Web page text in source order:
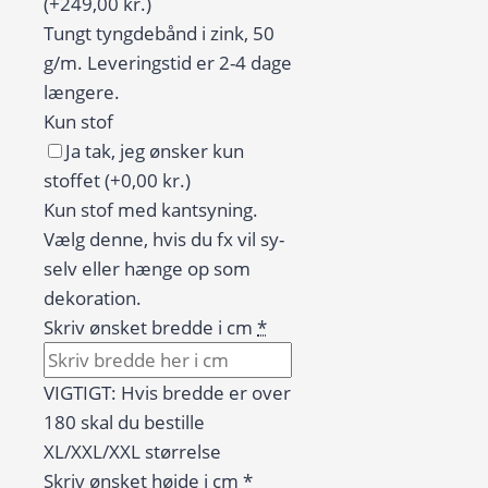
Tungt tyngdebånd i zink, 50
g/m. Leveringstid er 2-4 dage
længere.
Kun stof
Ja tak, jeg ønsker kun
stoffet(+0,00 kr.)
Kun stof med kantsyning.
Vælg denne, hvis du fx vil sy-
selv eller hænge op som
dekoration.
Skriv ønsket bredde i cm *
VIGTIGT: Hvis bredde er over
180 skal du bestille
XL/XXL/XXL størrelse
Skriv ønsket højde i cm *